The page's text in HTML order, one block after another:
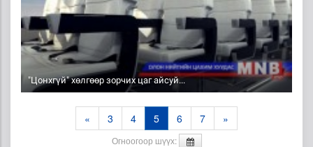
"Цонхгүй" хөлгөөр зорчих цаг айсуй...
« 3 4 5 6 7 »
Огноогоор шүүх: